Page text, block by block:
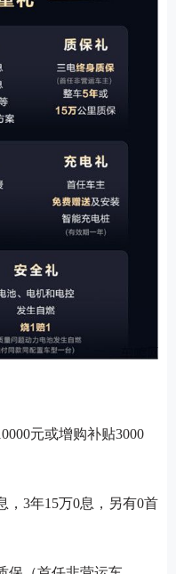
元或增购补贴3000
，3年15万0息，另有0首